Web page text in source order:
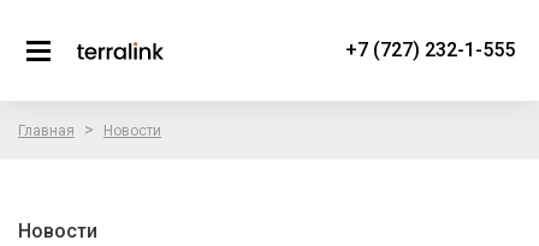
+7 (727) 232-1-555
Главная > Новости
Новости